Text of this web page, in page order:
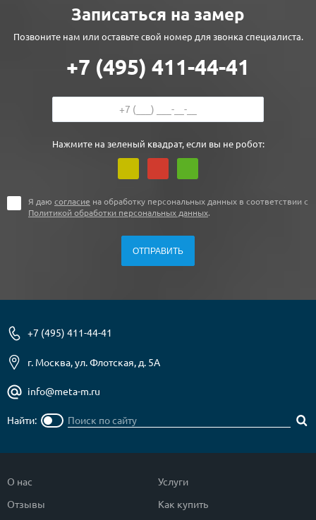
Записаться на замер
Позвоните нам или оставьте свой номер для звонка специалиста.
+7 (495) 411-44-41
Нажмите на зеленый квадрат, если вы не робот:
Я даю согласие на обработку персональных данных в соответствии с
Политикой обработки персональных данных.
+7 (495) 411-44-41
г. Москва, ул. Флотская, д. 5А
info@meta-m.ru
Найти:
О нас
Отзывы
Услуги
Как купить